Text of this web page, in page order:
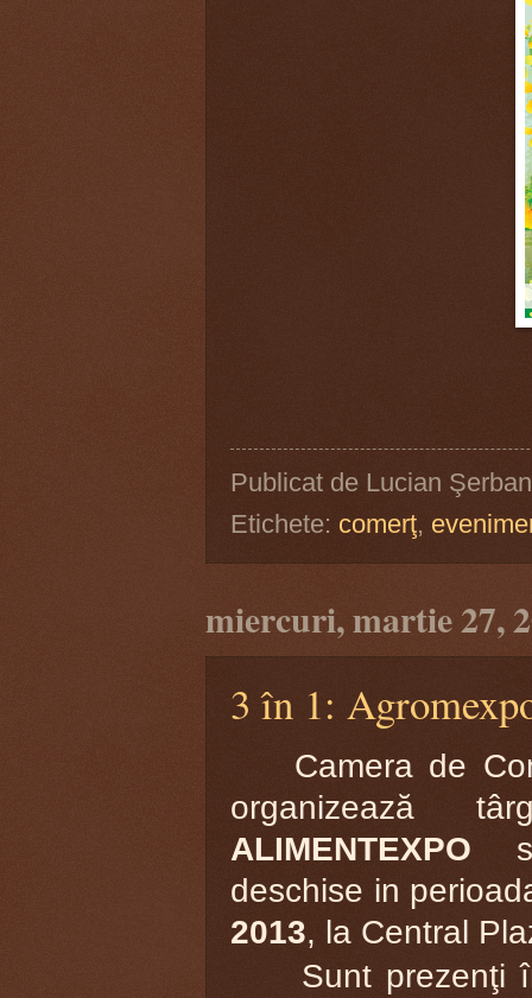
Publicat de Lucian Şerban
Etichete: comerţ,
miercuri, martie 27,
3 în 1:
Camera de
organizează
ALIMENTEXPO
deschise in
2013, la Central
Sunt prezenţi în